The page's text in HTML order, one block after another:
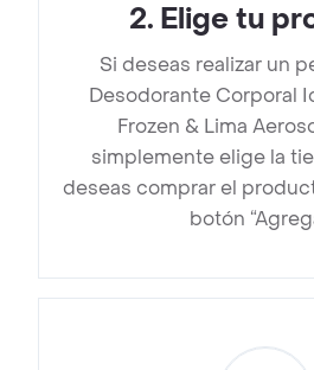
2. Elige tu
Si deseas realizar un
Desodorante Corporal
Frozen & Lima
simplemente elige la
deseas comprar el
botón